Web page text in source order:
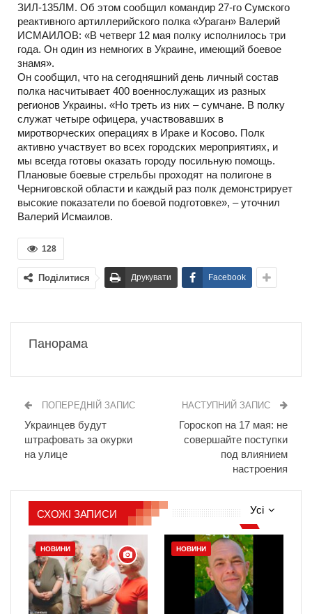
ЗИЛ-135ЛМ. Об этом сообщил командир 27-го Сумского
реактивного артиллерийского полка «Ураган» Валерий
ИСМАИЛОВ: «В четверг 12 мая полку исполнилось три
года. Он один из немногих в Украине, имеющий боевое
знамя».
Он сообщил, что на сегодняшний день личный состав
полка насчитывает 400 военнослужащих из разных
регионов Украины. «Но треть из них – сумчане. В полку
служат четыре офицера, участвовавших в
миротворческих операциях в Ираке и Косово. Полк
активно участвует во всех городских мероприятиях, и
мы всегда готовы оказать городу посильную помощь.
Плановые боевые стрельбы проходят на полигоне в
Черниговской области и каждый раз полк демонстрирует
высокие показатели по боевой подготовке», – уточнил
Валерий Исмаилов.
128
Поділитися Друкувати Facebook
Панорама
ПОПЕРЕДНІЙ ЗАПИС
Украинцев будут
штрафовать за окурки
на улице
НАСТУПНИЙ ЗАПИС
Гороскоп на 17 мая: не
совершайте поступки
под влиянием
настроения
Усі
СХОЖІ ЗАПИСИ
НОВИНИ НОВИНИ